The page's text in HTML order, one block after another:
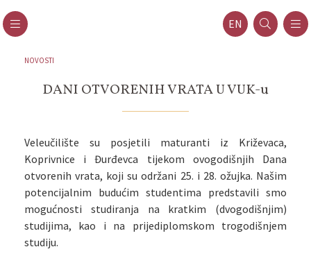
EN
NOVOSTI
DANI OTVORENIH VRATA U VUK-u
Veleučilište su posjetili maturanti iz Križevaca,
Koprivnice i Đurđevca tijekom ovogodišnjih Dana
otvorenih vrata, koji su održani 25. i 28. ožujka. Našim
potencijalnim budućim studentima predstavili smo
mogućnosti studiranja na kratkim (dvogodišnjim)
studijima, kao i na prijediplomskom trogodišnjem
studiju.